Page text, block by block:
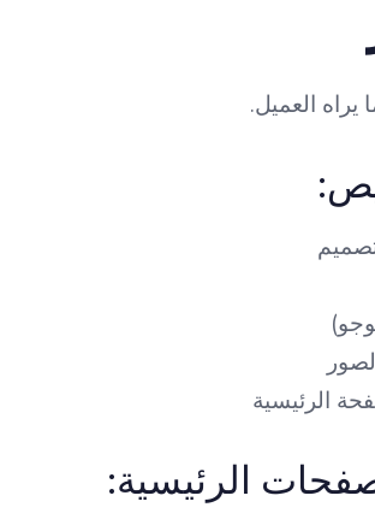
يراه العميل.
الرئيسية
الرئيسية: